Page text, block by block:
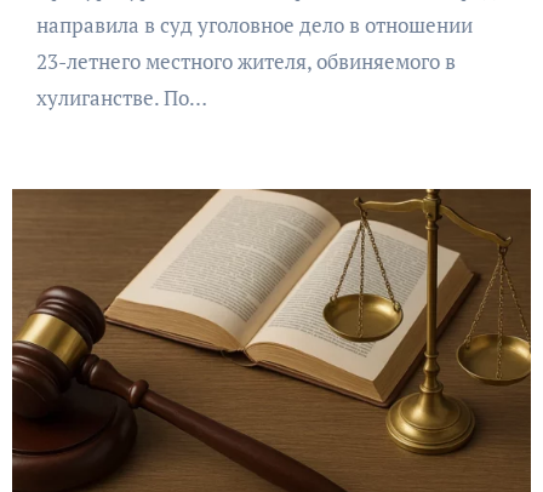
направила в суд уголовное дело в отношении
23-летнего местного жителя, обвиняемого в
хулиганстве. По…